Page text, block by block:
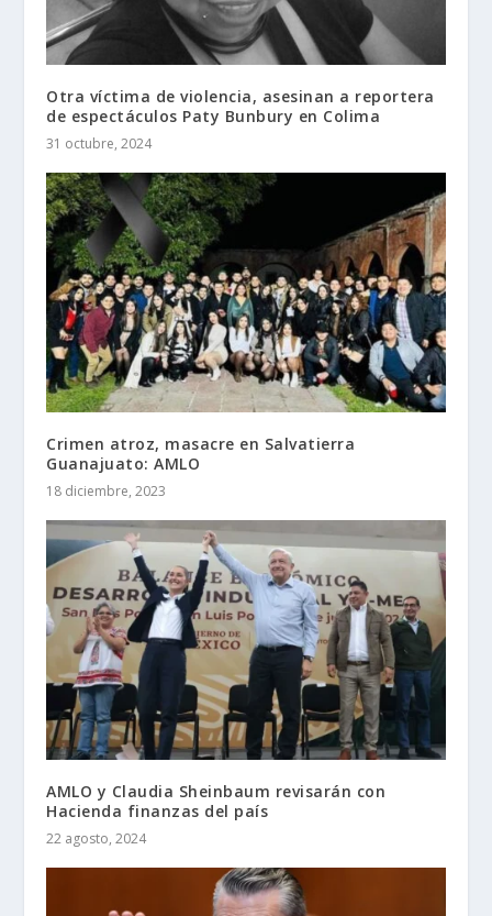
Otra víctima de violencia, asesinan a reportera
de espectáculos Paty Bunbury en Colima
31 octubre, 2024
Crimen atroz, masacre en Salvatierra
Guanajuato: AMLO
18 diciembre, 2023
AMLO y Claudia Sheinbaum revisarán con
Hacienda finanzas del país
22 agosto, 2024